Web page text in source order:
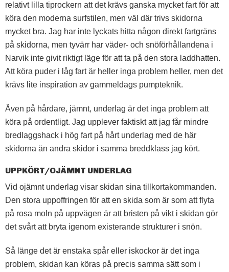
relativt lilla tiprockern att det krävs ganska mycket fart för att
köra den moderna surfstilen, men väl där trivs skidorna
mycket bra. Jag har inte lyckats hitta någon direkt fartgräns
på skidorna, men tyvärr har väder- och snöförhållandena i
Narvik inte givit riktigt läge för att ta på den stora laddhatten.
Att köra puder i låg fart är heller inga problem heller, men det
krävs lite inspiration av gammeldags pumpteknik.
Även på hårdare, jämnt, underlag är det inga problem att
köra på ordentligt. Jag upplever faktiskt att jag får mindre
bredlaggshack i hög fart på hårt underlag med de här
skidorna än andra skidor i samma breddklass jag kört.
UPPKÖRT/OJÄMNT UNDERLAG
Vid ojämnt underlag visar skidan sina tillkortakommanden.
Den stora uppoffringen för att en skida som är som att flyta
på rosa moln på uppvägen är att bristen på vikt i skidan gör
det svårt att bryta igenom existerande strukturer i snön.
Så länge det är enstaka spår eller iskockor är det inga
problem, skidan kan köras på precis samma sätt som i